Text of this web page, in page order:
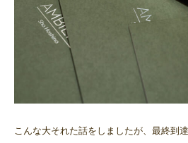
こんな大それた話をしましたが、最終到